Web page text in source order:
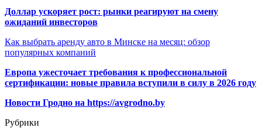
Доллар ускоряет рост: рынки реагируют на смену
ожиданий инвесторов
Как выбрать аренду авто в Минске на месяц: обзор
популярных компаний
Европа ужесточает требования к профессиональной
сертификации: новые правила вступили в силу в 2026 году
Новости Гродно на https://avgrodno.by
Рубрики